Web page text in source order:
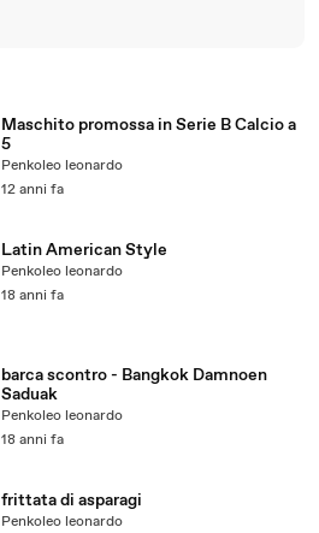
Maschito promossa in Serie B Calcio a
5
Penkoleo leonardo
12 anni fa
Latin American Style
Penkoleo leonardo
18 anni fa
barca scontro - Bangkok Damnoen
Saduak
Penkoleo leonardo
18 anni fa
frittata di asparagi
Penkoleo leonardo